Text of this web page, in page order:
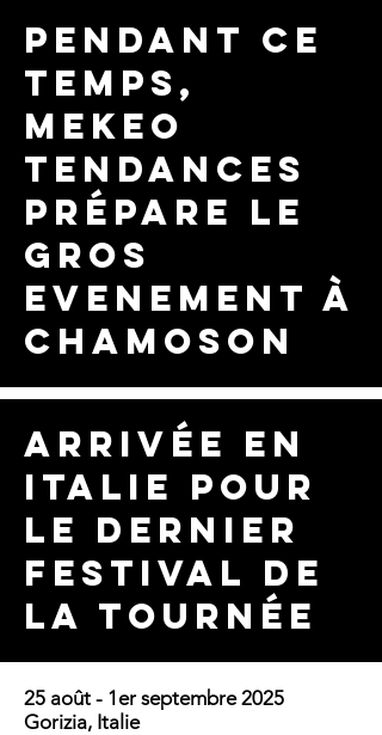
pendant ce
temps,
mekeo
tendances
prépare le
gros
evenement à
chamoson
arrivée en
italie pour
le dernier
festival de
la tournée
25 août - 1er septembre 2025
Gorizia, Italie